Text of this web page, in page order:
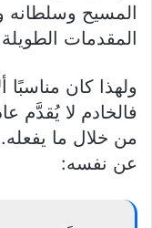
المسيح وسلطانه
المقدمات
ولهذا كان
فالخادم لا يُقدَّم
من خلال ما
عن نفسه: